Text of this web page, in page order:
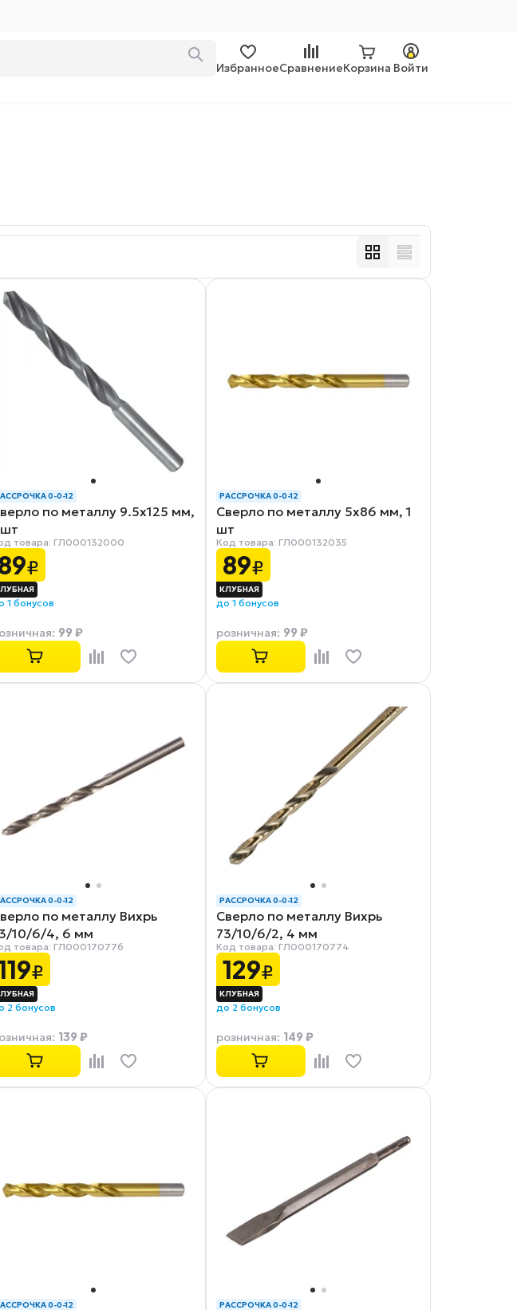
ИзбранноеСравнениеКорзина Войти
0-0-12
по металлу 9.5x125 мм,
товара: ГЛ000132000
₽
1 бонусов
: 99 ₽
РАССРОЧКА 0-0-12
Сверло по металлу 5x86 мм, 1
шт
Код товара: ГЛ000132035
89₽
до 1 бонусов
розничная: 99 ₽
0-0-12
по металлу Вихрь
10/6/4, 6 мм
товара: ГЛ000170776
₽
2 бонусов
: 139 ₽
РАССРОЧКА 0-0-12
Сверло по металлу Вихрь
73/10/6/2, 4 мм
Код товара: ГЛ000170774
129₽
до 2 бонусов
розничная: 149 ₽
0-0-12 РАССРОЧКА 0-0-12